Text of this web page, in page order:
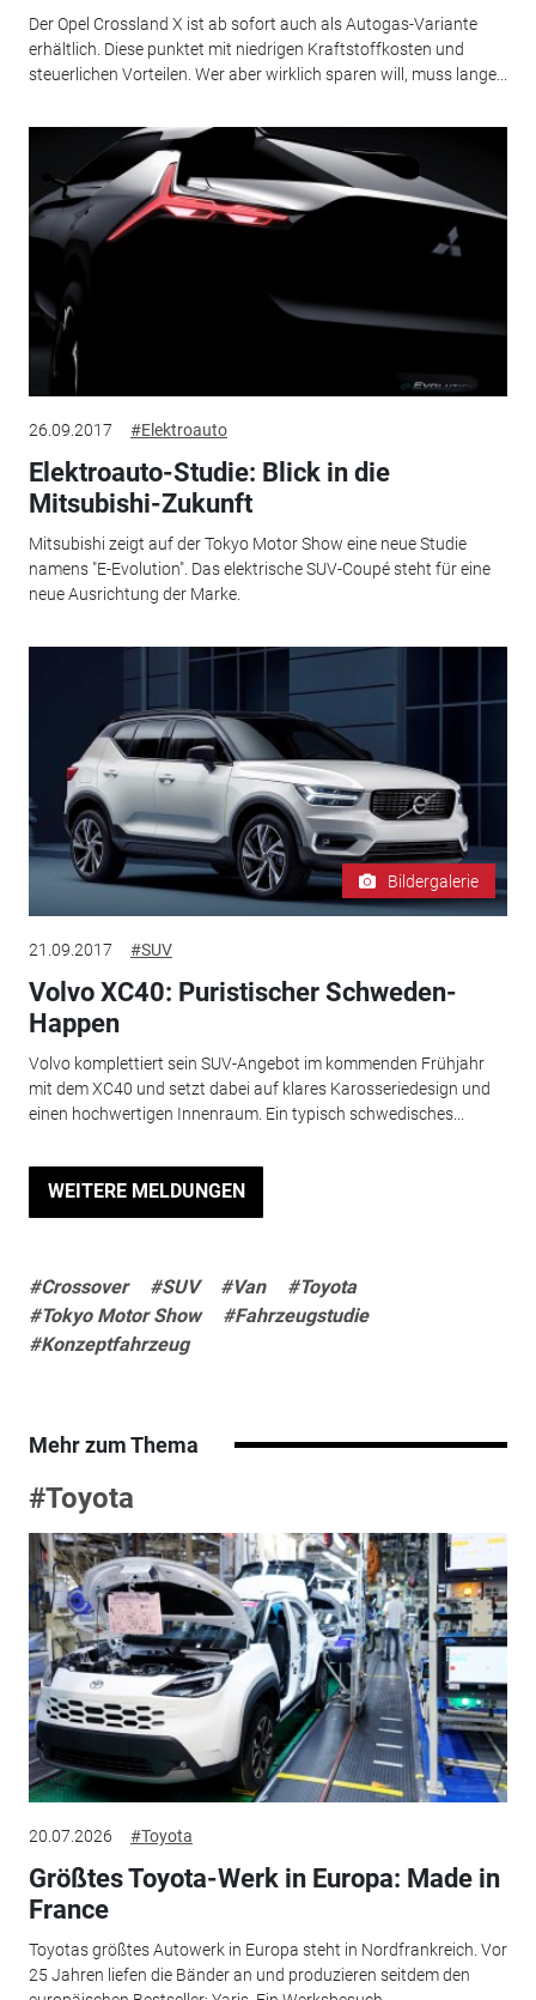
Der Opel Crossland X ist ab sofort auch als Autogas-Variante
erhältlich. Diese punktet mit niedrigen Kraftstoffkosten und
steuerlichen Vorteilen. Wer aber wirklich sparen will, muss lange...
26.09.2017 #Elektroauto
Elektroauto-Studie: Blick in die
Mitsubishi-Zukunft
Mitsubishi zeigt auf der Tokyo Motor Show eine neue Studie
namens "E-Evolution". Das elektrische SUV-Coupé steht für eine
neue Ausrichtung der Marke.
Bildergalerie
21.09.2017 #SUV
Volvo XC40: Puristischer Schweden-
Happen
Volvo komplettiert sein SUV-Angebot im kommenden Frühjahr
mit dem XC40 und setzt dabei auf klares Karosseriedesign und
einen hochwertigen Innenraum. Ein typisch schwedisches...
WEITERE MELDUNGEN
#Crossover #SUV #Van
#Toyota
#Tokyo Motor Show
#Fahrzeugstudie
#Konzeptfahrzeug
Mehr zum Thema
#Toyota
20.07.2026 #Toyota
Größtes Toyota-Werk in Europa: Made in
France
Toyotas größtes Autowerk in Europa steht in Nordfrankreich. Vor
25 Jahren liefen die Bänder an und produzieren seitdem den